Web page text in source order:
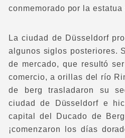
conmemorado por la estatua
La ciudad de Düsseldorf
algunos siglos posteriores.
de mercado, que resultó
comercio, a orillas del río
de berg trasladaron su
ciudad de Düsseldorf e
capital del Ducado de
¡comenzaron los días